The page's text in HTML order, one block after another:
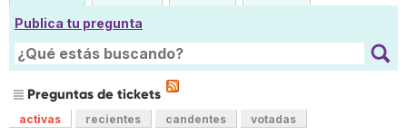
Publica tu pregunta
Preguntas de tickets
activas recientes candentes votadas